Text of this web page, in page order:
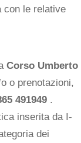
con le relative
Corso Umberto
o prenotazioni,
491949 .
inserita da I-
dei